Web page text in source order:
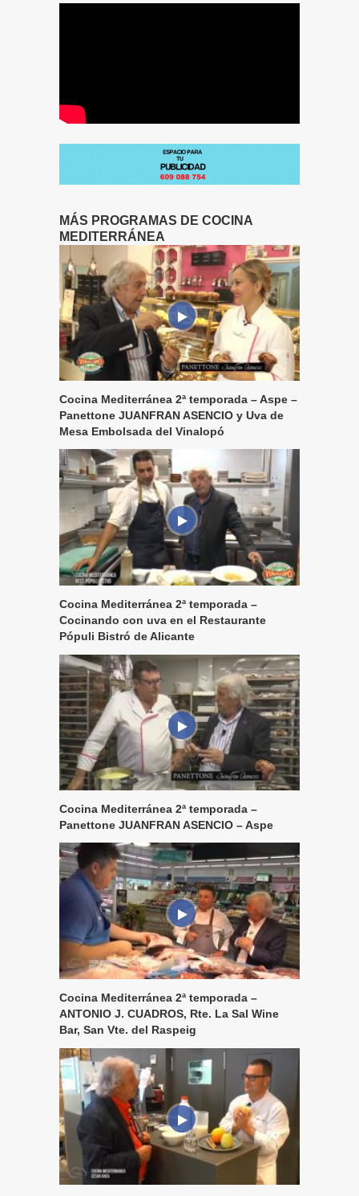
MÁS PROGRAMAS DE COCINA
MEDITERRÁNEA
Cocina Mediterránea 2ª temporada – Aspe –
Panettone JUANFRAN ASENCIO y Uva de
Mesa Embolsada del Vinalopó
Cocina Mediterránea 2ª temporada –
Cocinando con uva en el Restaurante
Pópuli Bistró de Alicante
Cocina Mediterránea 2ª temporada –
Panettone JUANFRAN ASENCIO – Aspe
Cocina Mediterránea 2ª temporada –
ANTONIO J. CUADROS, Rte. La Sal Wine
Bar, San Vte. del Raspeig